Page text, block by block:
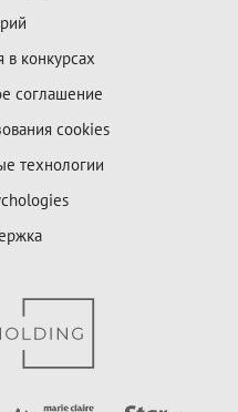
в конкурсах
соглашение
cookies
технологии